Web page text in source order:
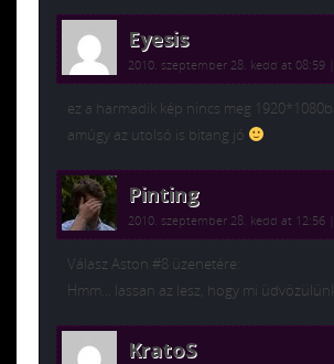
Eyesis
2010. szeptember 28. kedd at 08:59
ez a harmadik kép nincs meg
amúgy az utolsó is bitang jó
Pinting
2010. szeptember 28. kedd at 12:56
Válasz Aston #8 üzenetére:
Hmm… lassan az lesz, hogy mi
KratoS